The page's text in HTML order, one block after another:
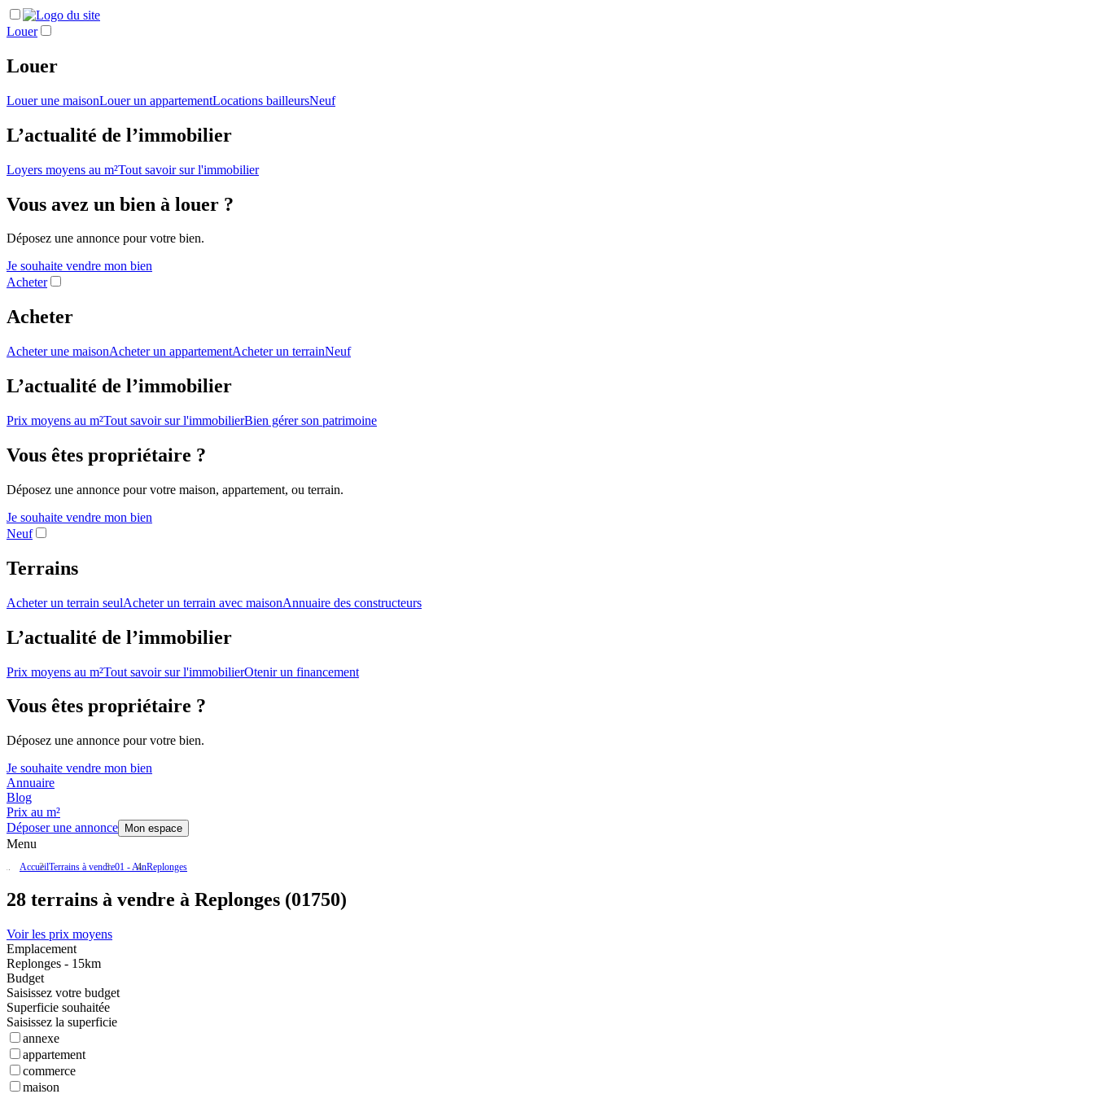
Louer
Louer
Louer une maisonLouer un appartementLocations bailleursNeuf
L’actualité de l’immobilier
Loyers moyens au m²Tout savoir sur l'immobilier
Vous avez un bien à louer ?
Déposez une annonce pour votre bien.
Je souhaite vendre mon bien
Acheter
Acheter
Acheter une maisonAcheter un appartementAcheter un terrainNeuf
L’actualité de l’immobilier
Prix moyens au m²Tout savoir sur l'immobilierBien gérer son patrimoine
Vous êtes propriétaire ?
Déposez une annonce pour votre maison, appartement, ou terrain.
Je souhaite vendre mon bien
Neuf
Terrains
Acheter un terrain seulAcheter un terrain avec maisonAnnuaire des constructeurs
L’actualité de l’immobilier
Prix moyens au m²Tout savoir sur l'immobilierOtenir un financement
Vous êtes propriétaire ?
Déposez une annonce pour votre bien.
Je souhaite vendre mon bien
Annuaire
Blog
Prix au m²
Déposer une annonce
Mon espace
Menu
AccueilTerrains à vendre01 - AinReplonges
28 terrains à vendre à Replonges (01750)
Voir les prix moyens
Emplacement
Replonges - 15km
Budget
Saisissez votre budget
Superficie souhaitée
Saisissez la superficie
annexe
appartement
commerce
maison